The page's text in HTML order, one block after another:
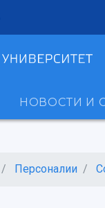
НОВОСТИ И
Персоналии